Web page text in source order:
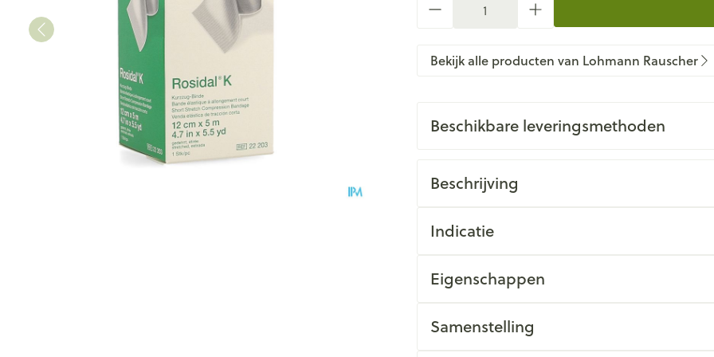
Bekijk alle producten van Lohmann Rauscher
Beschikbare leveringsmethoden
Beschrijving
Indicatie
Eigenschappen
Samenstelling